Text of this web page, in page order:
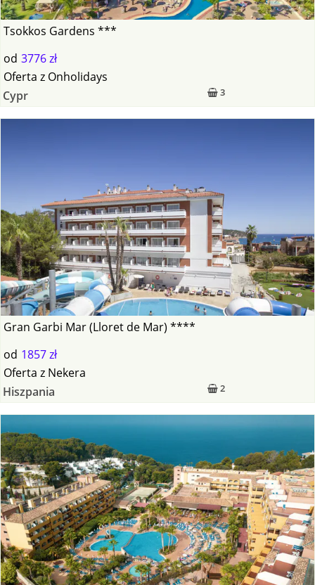
Tsokkos Gardens ***
od 3776 zł
3
Oferta z Onholidays
Cypr
Gran Garbi Mar (Lloret de Mar) ****
od 1857 zł
2
Oferta z Nekera
Hiszpania